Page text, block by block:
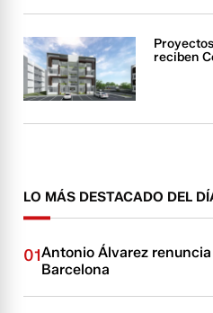
reciben
LO MÁS DESTACADO DEL
01Antonio Álvarez
Barcelona